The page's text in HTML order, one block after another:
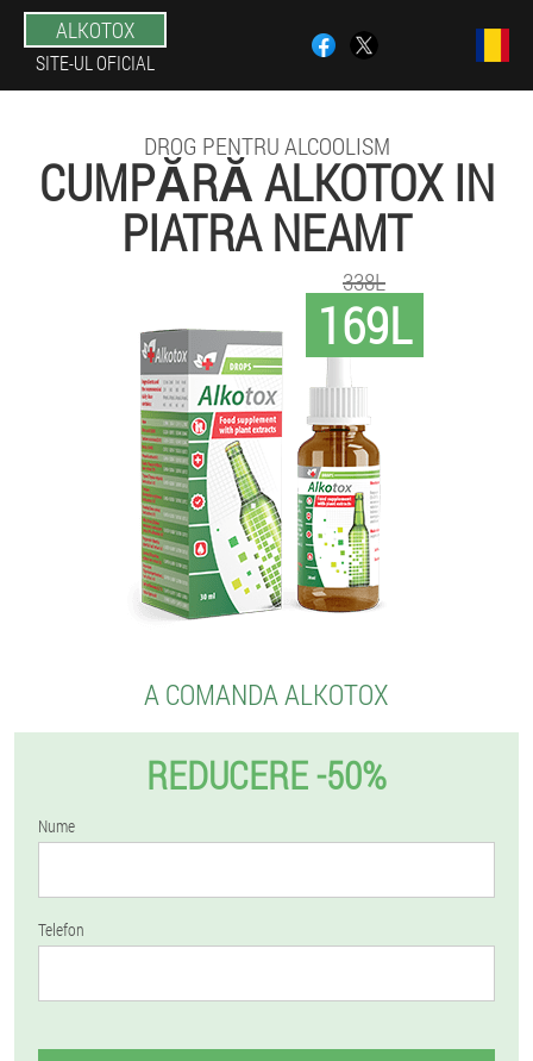
ALKOTOX
SITE-UL OFICIAL
DROG PENTRU ALCOOLISM
CUMPĂRĂ ALKOTOX IN
PIATRA NEAMT
169L
338L
A COMANDA ALKOTOX
REDUCERE -50%
Nume
Telefon